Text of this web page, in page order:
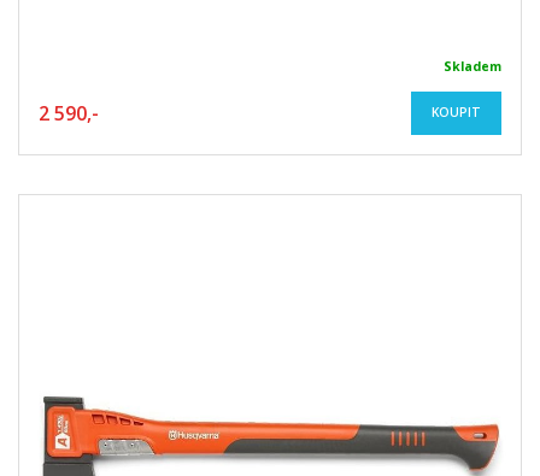
Skladem
2 590,- KOUPIT